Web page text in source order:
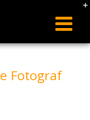
Fotograf